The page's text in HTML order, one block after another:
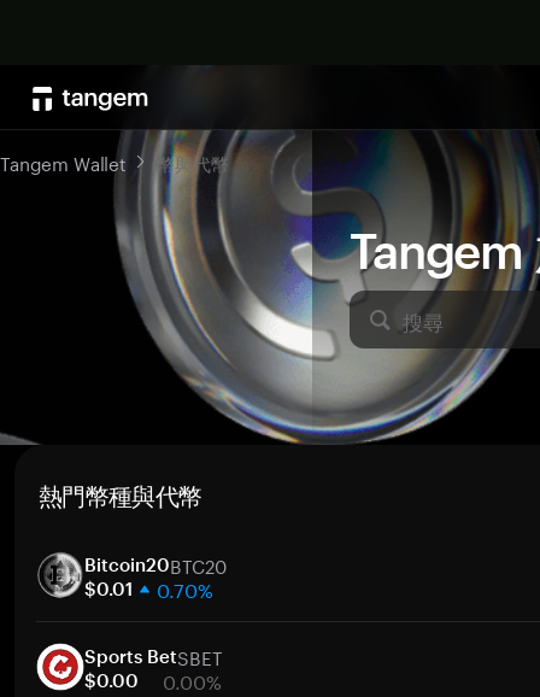
Tangem
搜尋
Tangem Wallet 幣與代幣
熱門幣種與代幣
Bitcoin20BTC20
$0.01 0.70%
30 天
市值
Sports BetSBET
$0.00 0.00%